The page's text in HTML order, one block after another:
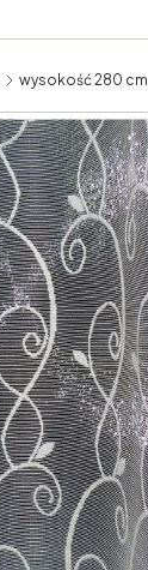
wysokość 280 cm